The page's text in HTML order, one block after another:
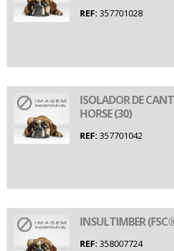
REF: 357701028
ISOLADOR DE
HORSE (30)
REF: 357701042
INSULTIMBER
REF: 358007724